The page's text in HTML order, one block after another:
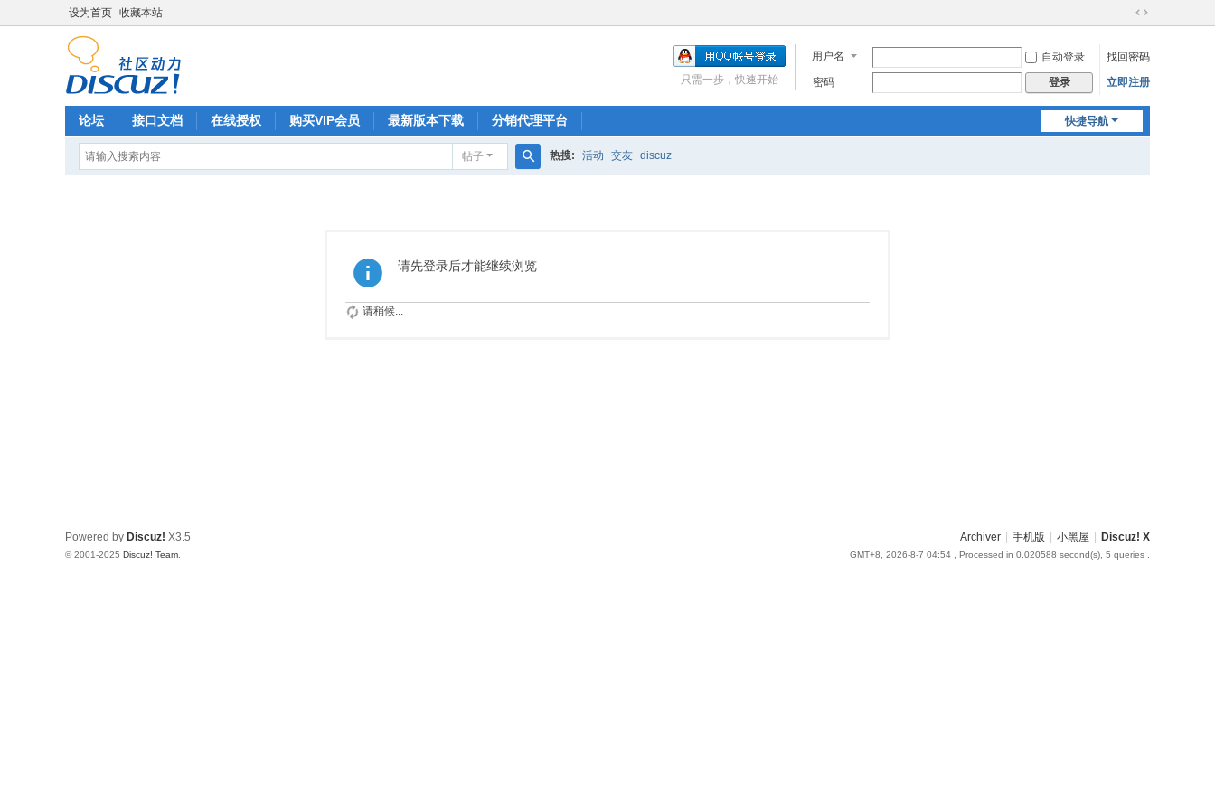
设为首页 收藏本站
切
到
宽
用户名 自动登录
找回密码
密码
登录 立即注册
只需一步，快速开始
快捷导航
论坛 接口文档 在线授权 购买VIP会员 最新版本下载 分销代理平台
帖子 热搜: 活动 交友 discuz
请先登录后才能继续浏览
请稍候...
Archiver 手机版 小黑屋 Discuz! X
GMT+8, 2026-8-7 04:54 , Processed in 0.020588 second(s), 5 queries .
Powered by Discuz! X3.5
© 2001-2025 Discuz! Team